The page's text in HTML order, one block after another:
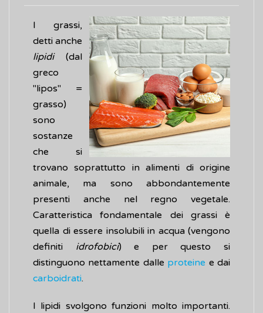
I grassi,
detti anche
lipidi(dal
greco
"lipos" =
grasso)
sono
sostanze
che si
trovano soprattutto in alimenti di origine
animale, ma sono abbondantemente
presenti anche nel regno vegetale.
Caratteristica fondamentale dei grassi è
quella di essere insolubili in acqua (vengono
definiti idrofobici) e per questo si
distinguono nettamente dalle proteine e dai
carboidrati.
I lipidi svolgono funzioni molto importanti.